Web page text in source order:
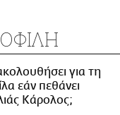
για τη
εάν πεθάνει
Κάρολος;